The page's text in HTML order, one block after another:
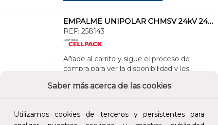
Saber más acerca de las cookies
Utilizamos cookies de terceros y persistentes para
EMPALME UNIPOLAR CHMSV 24kV 240-400mm²
REF: 258143
Añade al carrito y sigue el proceso de
compra para ver la disponibilidad y los